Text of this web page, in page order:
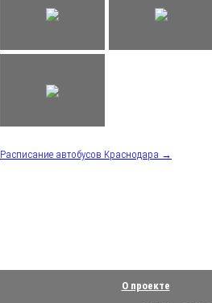
Расписание автобусов Краснодара →
О проекте